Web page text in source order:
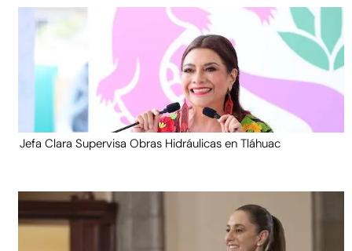
Jefa Clara Supervisa Obras Hidráulicas en Tláhuac